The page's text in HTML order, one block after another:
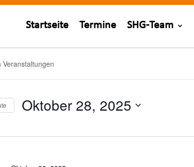
Startseite Termine SHG-Team
Oktober 28, 2025